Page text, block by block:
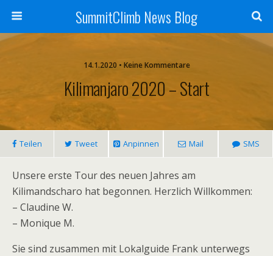
SummitClimb News Blog
14.1.2020 • Keine Kommentare
Kilimanjaro 2020 – Start
Teilen Tweet Anpinnen Mail SMS
Unsere erste Tour des neuen Jahres am
Kilimandscharo hat begonnen. Herzlich Willkommen:
– Claudine W.
– Monique M.
Sie sind zusammen mit Lokalguide Frank unterwegs